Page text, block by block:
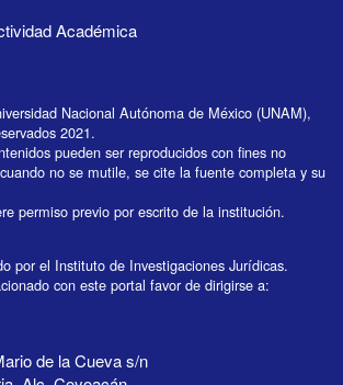
Académica
Nacional Autónoma de México (UNAM),
2021.
pueden ser reproducidos con fines no
no se mutile, se cite la fuente completa y su
permiso previo por escrito de la institución.
por el Instituto de Investigaciones Jurídicas.
con este portal favor de dirigirse a:
de la Cueva s/n